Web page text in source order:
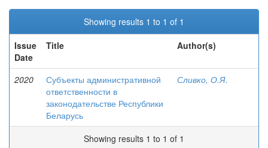
Showing results 1 to 1 of 1
Issue
Date
Title Author(s)
2020
Субъекты административной
ответственности в
законодательстве Республики
Беларусь
Сливко, О.Я.
Showing results 1 to 1 of 1